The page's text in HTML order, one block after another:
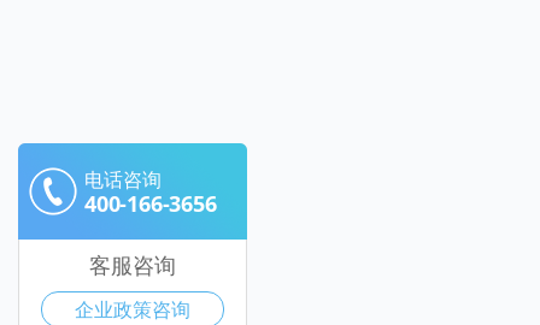
电话咨询
400-166-3656
客服咨询
企业政策咨询